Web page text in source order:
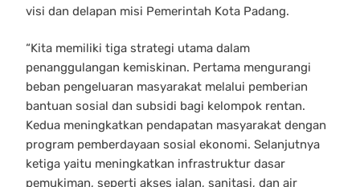
visi dan delapan misi Pemerintah Kota Padang.
“Kita memiliki tiga strategi utama dalam
penanggulangan kemiskinan. Pertama mengurangi
beban pengeluaran masyarakat melalui pemberian
bantuan sosial dan subsidi bagi kelompok rentan.
Kedua meningkatkan pendapatan masyarakat dengan
program pemberdayaan sosial ekonomi. Selanjutnya
ketiga yaitu meningkatkan infrastruktur dasar
pemukiman, seperti akses jalan, sanitasi, dan air